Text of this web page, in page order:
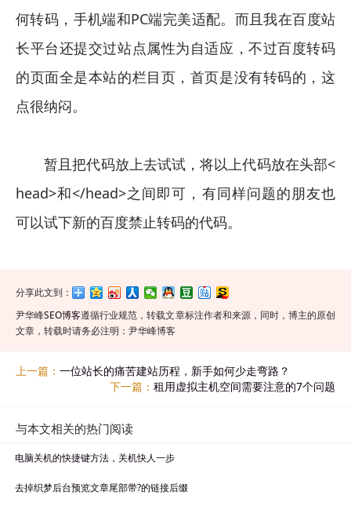
何转码，手机端和PC端完美适配。而且我在百度站
长平台还提交过站点属性为自适应，不过百度转码
的页面全是本站的栏目页，首页是没有转码的，这
点很纳闷。
暂且把代码放上去试试，将以上代码放在头部<
head>和</head>之间即可，有同样问题的朋友也
可以试下新的百度禁止转码的代码。
分享此文到：
尹华峰SEO博客遵循行业规范，转载文章标注作者和来源，同时，博主的原创
文章，转载时请务必注明：尹华峰博客
上一篇： 一位站长的痛苦建站历程，新手如何少走弯路？
下一篇： 租用虚拟主机空间需要注意的7个问题
与本文相关的热门阅读
电脑关机的快捷键方法，关机快人一步
去掉织梦后台预览文章尾部带?的链接后缀